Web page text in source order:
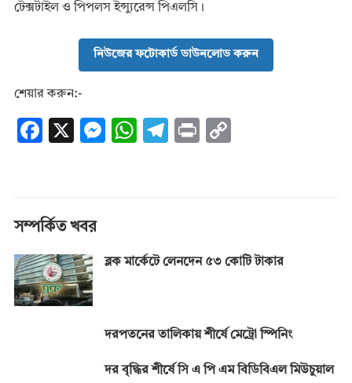
টেক্সটাইল ও পিপলস ইন্স্যুরেন্স পিএলসি।
নিউজের ফটোকার্ড ডাউনলোড করুন
শেয়ার করুন:-
F
o
o
k
X
M
er
W
p
T
m
Pr
n
সম্পর্কিত খবর
ব্লক মার্কেটে লেনদেন ৫৩ কোটি টাকার
দরপতনের তালিকায় শীর্ষে মেট্রো স্পিনিং
দর বৃদ্ধির শীর্ষে সি এ পি এম বিডিবিএল মিউচুয়াল